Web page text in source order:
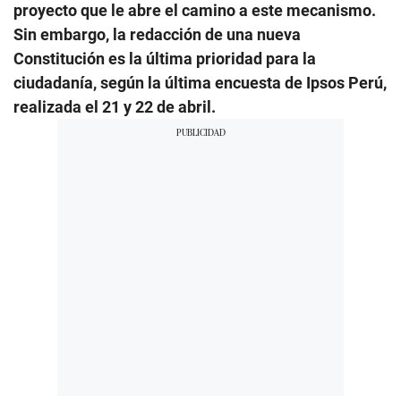
proyecto que le abre el camino a este mecanismo.
Sin embargo, la redacción de una nueva
Constitución es la última prioridad para la
ciudadanía, según la última encuesta de Ipsos Perú,
realizada el 21 y 22 de abril.